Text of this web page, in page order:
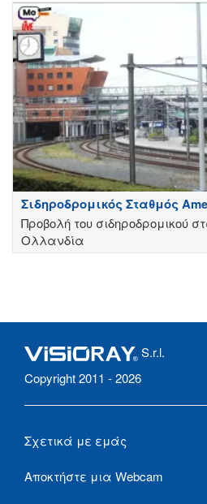
Σιδηροδρομικός Σταθμός
Προβολή του σιδηροδρομικού
Ολλανδία
S.r.l.
Copyright 2011 - 2026
Σχετικά με εμάς
Αποκτήστε μια Webcam